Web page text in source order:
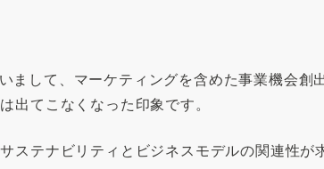
まして、マーケティングを含めた事業機会創
てこなくなった印象です。
ステナビリティとビジネスモデルの関連性が